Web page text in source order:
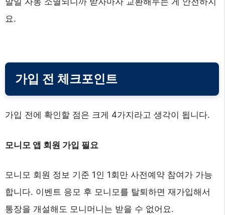
요.
가입 전 체크포인트
가입 전에 확인할 점은 크게 4가지라고 생각이 됩니다.
모니모 앱 회원 가입 필요
모니모 회원 정보 기준 1인 1회만 사전예약 참여가 가능
합니다. 이벤트 응모 후 모니모를 탈퇴하면 재가입해서
통장을 개설해도 모니머니는 받을 수 없어요.